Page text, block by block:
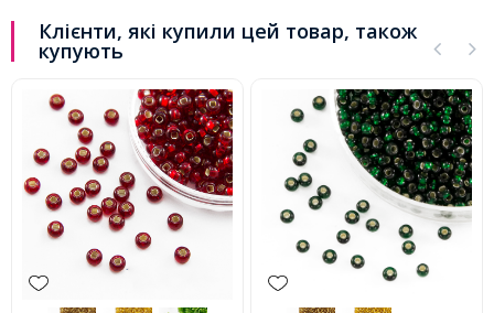
Клієнти, які купили цей товар, також
купують